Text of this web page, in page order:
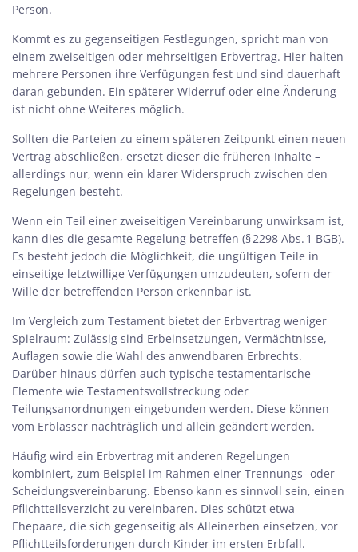
Person.
Kommt es zu gegenseitigen Festlegungen, spricht man von
einem zweiseitigen oder mehrseitigen Erbvertrag. Hier halten
mehrere Personen ihre Verfügungen fest und sind dauerhaft
daran gebunden. Ein späterer Widerruf oder eine Änderung
ist nicht ohne Weiteres möglich.
Sollten die Parteien zu einem späteren Zeitpunkt einen neuen
Vertrag abschließen, ersetzt dieser die früheren Inhalte –
allerdings nur, wenn ein klarer Widerspruch zwischen den
Regelungen besteht.
Wenn ein Teil einer zweiseitigen Vereinbarung unwirksam ist,
kann dies die gesamte Regelung betreffen (§ 2298 Abs. 1 BGB).
Es besteht jedoch die Möglichkeit, die ungültigen Teile in
einseitige letztwillige Verfügungen umzudeuten, sofern der
Wille der betreffenden Person erkennbar ist.
Im Vergleich zum Testament bietet der Erbvertrag weniger
Spielraum: Zulässig sind Erbeinsetzungen, Vermächtnisse,
Auflagen sowie die Wahl des anwendbaren Erbrechts.
Darüber hinaus dürfen auch typische testamentarische
Elemente wie Testamentsvollstreckung oder
Teilungsanordnungen eingebunden werden. Diese können
vom Erblasser nachträglich und allein geändert werden.
Häufig wird ein Erbvertrag mit anderen Regelungen
kombiniert, zum Beispiel im Rahmen einer Trennungs- oder
Scheidungsvereinbarung. Ebenso kann es sinnvoll sein, einen
Pflichtteilsverzicht zu vereinbaren. Dies schützt etwa
Ehepaare, die sich gegenseitig als Alleinerben einsetzen, vor
Pflichtteilsforderungen durch Kinder im ersten Erbfall.